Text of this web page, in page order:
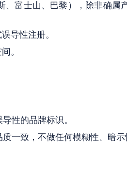
富士山、巴黎），除非确属
导性注册。
。
性的品牌标识。
一致，不做任何模糊性、暗示